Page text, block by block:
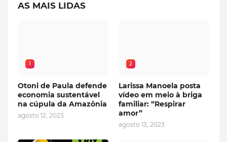
AS MAIS LIDAS
1
Otoni de Paula defende
economia sustentável
na cúpula da Amazônia
agosto 12, 2023
2
Larissa Manoela posta
vídeo em meio à briga
familiar: “Respirar
amor”
agosto 13, 2023